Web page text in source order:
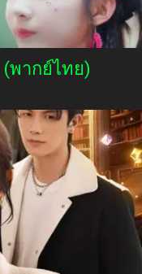
(พากย์ไทย)